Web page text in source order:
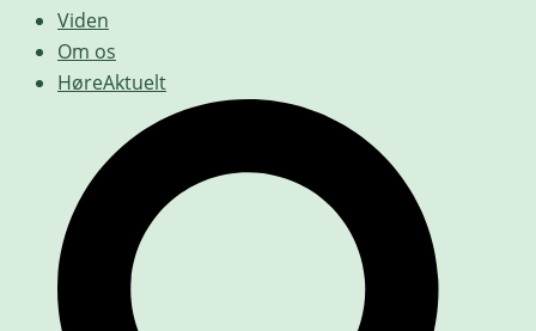
Viden
Om os
HøreAktuelt